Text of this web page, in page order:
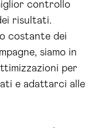
controllo
risultati.
costante dei
siamo in
per
e adattarci alle